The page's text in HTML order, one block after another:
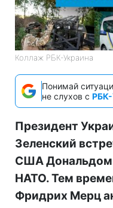
Коллаж РБК-Украина
Понимай
не слухов с РБК-
Президент
Зеленский
США Дональдом
НАТО. Тем
Фридрих Мерц